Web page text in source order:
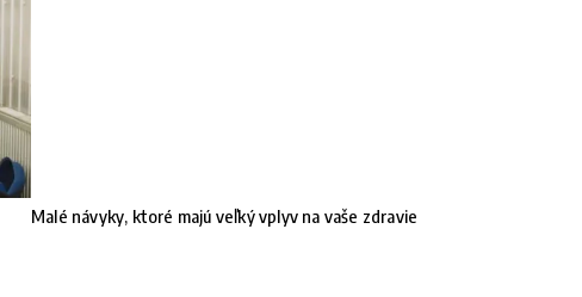
Malé návyky, ktoré majú veľký vplyv na vaše zdravie